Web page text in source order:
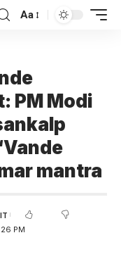
Aa
PM Modi
mantra
PM